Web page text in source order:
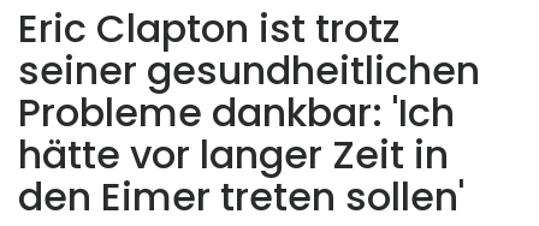
Eric Clapton ist trotz
seiner gesundheitlichen
Probleme dankbar: 'Ich
hätte vor langer Zeit in
den Eimer treten sollen'